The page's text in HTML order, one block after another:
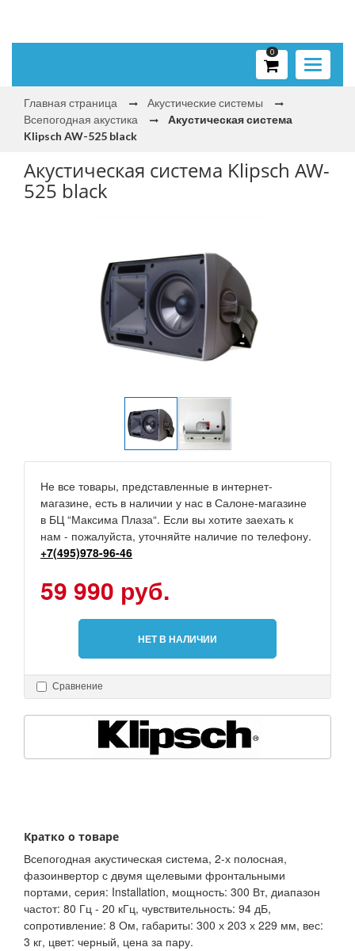
Toggle
0
Главная страница
Акустические системы
Всепогодная акустика
Акустическая система
Klipsch AW-525 black
Акустическая система Klipsch AW-
525 black
Не все товары, представленные в интернет-
магазине, есть в наличии у нас в Салоне-магазине
в БЦ “Максима Плаза“. Если вы хотите заехать к
нам - пожалуйста, уточняйте наличие по телефону.
+7(495)978-96-46
59 990 руб.
НЕТ В НАЛИЧИИ
Сравнение
Кратко о товаре
Всепогодная акустическая система, 2-х полосная,
фазоинвертор с двумя щелевыми фронтальными
портами, серия: Installation, мощность: 300 Вт, диапазон
частот: 80 Гц - 20 кГц, чувствительность: 94 дБ,
сопротивление: 8 Ом, габариты: 300 х 203 х 229 мм, вес:
3 кг, цвет: черный, цена за пару.